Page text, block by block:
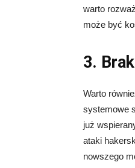
warto
może być
3.
Warto
systemowe
już
ataki
nowszego